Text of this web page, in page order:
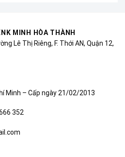
MINH HÒA THÀNH
Lê Thị Riêng, F. Thới AN, Quận 12,
Minh – Cấp ngày 21/02/2013
352